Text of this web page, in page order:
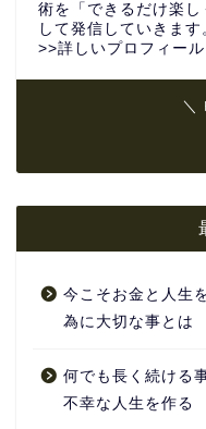
術を「できるだけ楽
して発信していきます
>>詳しいプロフィー
＼
今こそお金と人生
為に大切な事とは
何でも長く続ける
不幸な人生を作る